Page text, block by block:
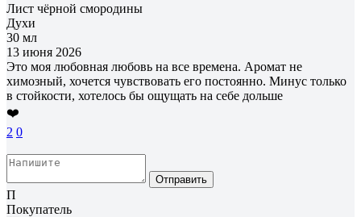
Лист чёрной смородины
Духи
30 мл
13 июня 2026
Это моя любовная любовь на все времена. Аромат не
химозный, хочется чувствовать его постоянно. Минус только
в стойкости, хотелось бы ощущать на себе дольше
❤️
2 0
Отправить
П
Покупатель